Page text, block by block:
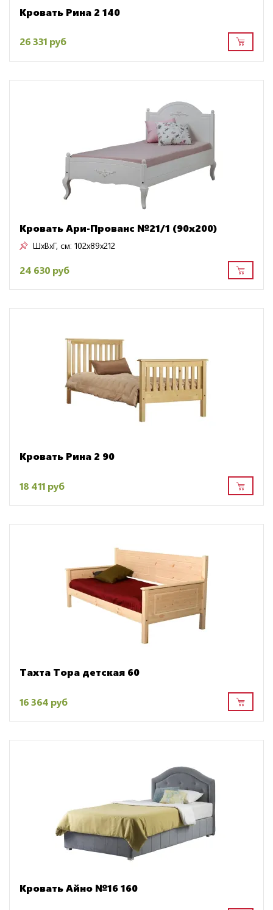
Кровать Рина 2 140
26 331 руб
Кровать Ари-Прованс №21/1 (90х200)
ШxВxГ, см: 102x89x212
24 630 руб
Кровать Рина 2 90
18 411 руб
Тахта Тора детская 60
16 364 руб
Кровать Айно №16 160